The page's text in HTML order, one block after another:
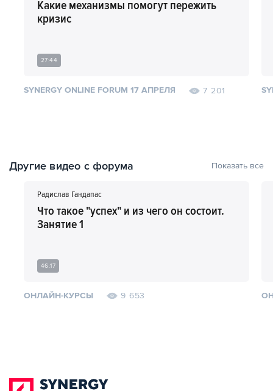
Какие механизмы помогут пережить
кризис
27:44
SYNERGY ONLINE FORUM 17 АПРЕЛЯ 7 201
Другие видео с форума Показать все
Радислав Гандапас
Что такое "успех" и из чего он состоит.
Занятие 1
46:17
ОНЛАЙН-КУРСЫ 9 653